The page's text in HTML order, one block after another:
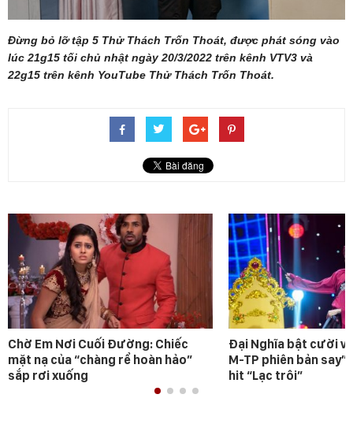
Đừng bỏ lỡ tập 5 Thử Thách Trốn Thoát, được phát sóng vào
lúc 21g15 tối chủ nhật ngày 20/3/2022 trên kênh VTV3 và
22g15 trên kênh YouTube Thử Thách Trốn Thoát.
Chờ Em Nơi Cuối Đường: Chiếc
mặt nạ của “chàng rể hoàn hảo”
sắp rơi xuống
Đại Nghĩa bật cười
M-TP phiên bản say”
hit “Lạc trôi”